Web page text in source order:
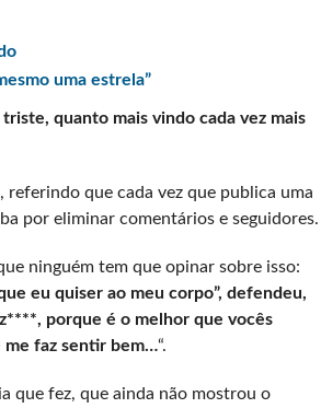
uma estrela”
quanto mais vindo cada vez mais
que cada vez que publica uma
por eliminar comentários e seguidores.
ninguém tem que opinar sobre isso:
eu quiser ao meu corpo”, defendeu,
porque é o melhor que vocês
me faz sentir bem…“.
que fez, que ainda não mostrou o